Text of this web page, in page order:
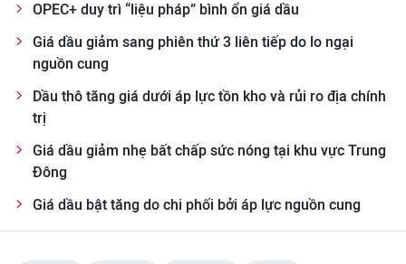
Nguyên
Đông Nam Bộ
Đồng bằng sông Cửu Long
Chuyên trang TP. Hồ Chí Minh
CHUYÊN ĐỀ
OPEC+ duy trì “liệu pháp” bình ổn giá dầu
Giá dầu giảm sang phiên thứ 3 liên tiếp do lo ngại
nguồn cung
Dầu thô tăng giá dưới áp lực tồn kho và rủi ro địa chính
trị
Giá dầu giảm nhẹ bất chấp sức nóng tại khu vực Trung
Đông
Giá dầu bật tăng do chi phối bởi áp lực nguồn cung